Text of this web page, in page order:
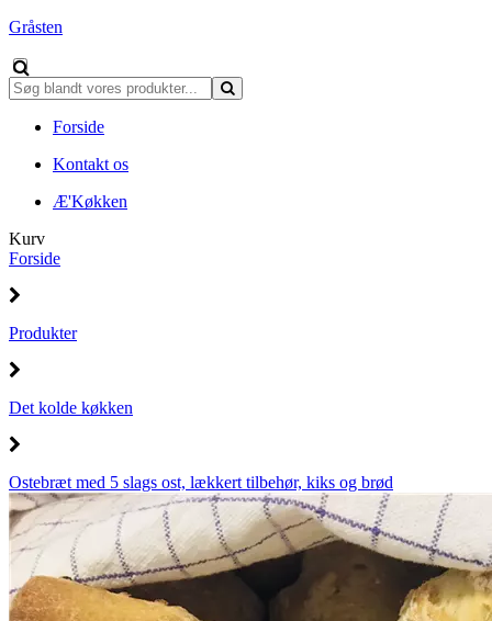
Gråsten
Forside
Kontakt os
Æ'Køkken
Kurv
Forside
Produkter
Det kolde køkken
Ostebræt med 5 slags ost, lækkert tilbehør, kiks og brød